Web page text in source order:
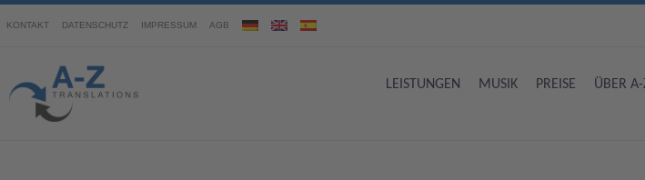
KONTAKT DATENSCHUTZ IMPRESSUM AGB
LEISTUNGEN MUSIK PREISE ÜBER